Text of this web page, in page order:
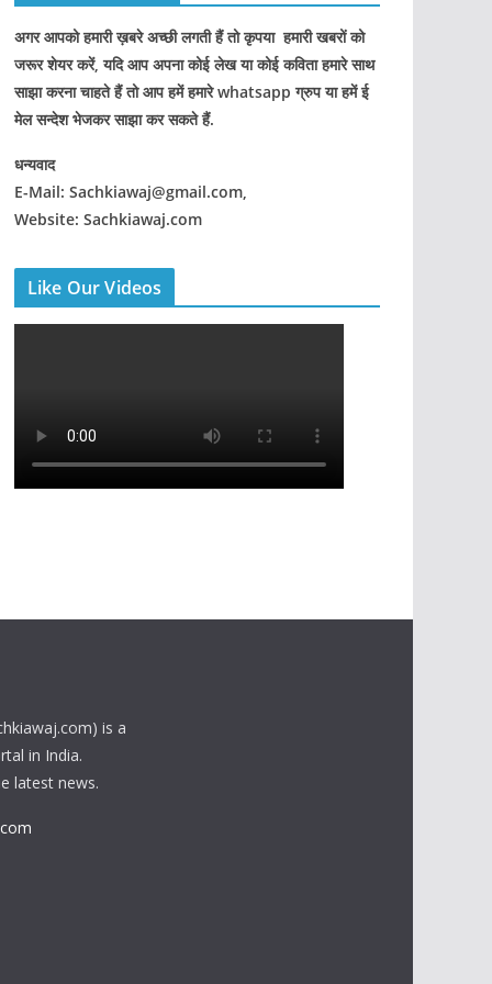
अगर आपको हमारी ख़बरे अच्छी लगती हैं तो कृपया हमारी खबरों को
जरूर शेयर करें, यदि आप अपना कोई लेख या कोई कविता हमारे साथ
साझा करना चाहते हैं तो आप हमें हमारे whatsapp ग्रुप या हमें ई
मेल सन्देश भेजकर साझा कर सकते हैं.
धन्यवाद
E-Mail: Sachkiawaj@gmail.com,
Website: Sachkiawaj.com
Like Our Videos
is a
in India.
latest news.